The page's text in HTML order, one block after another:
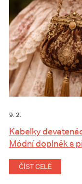
9. 2.
Kabelky
Módní doplněk s
ČÍST CELÉ